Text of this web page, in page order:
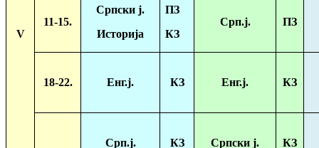
V
11-15.
Српски ј.
Историја
ПЗ
КЗ
Срп.ј. ПЗ
18-22. Енг.ј. КЗ Енг.ј. КЗ
Срп.ј. КЗ Српски ј. КЗ